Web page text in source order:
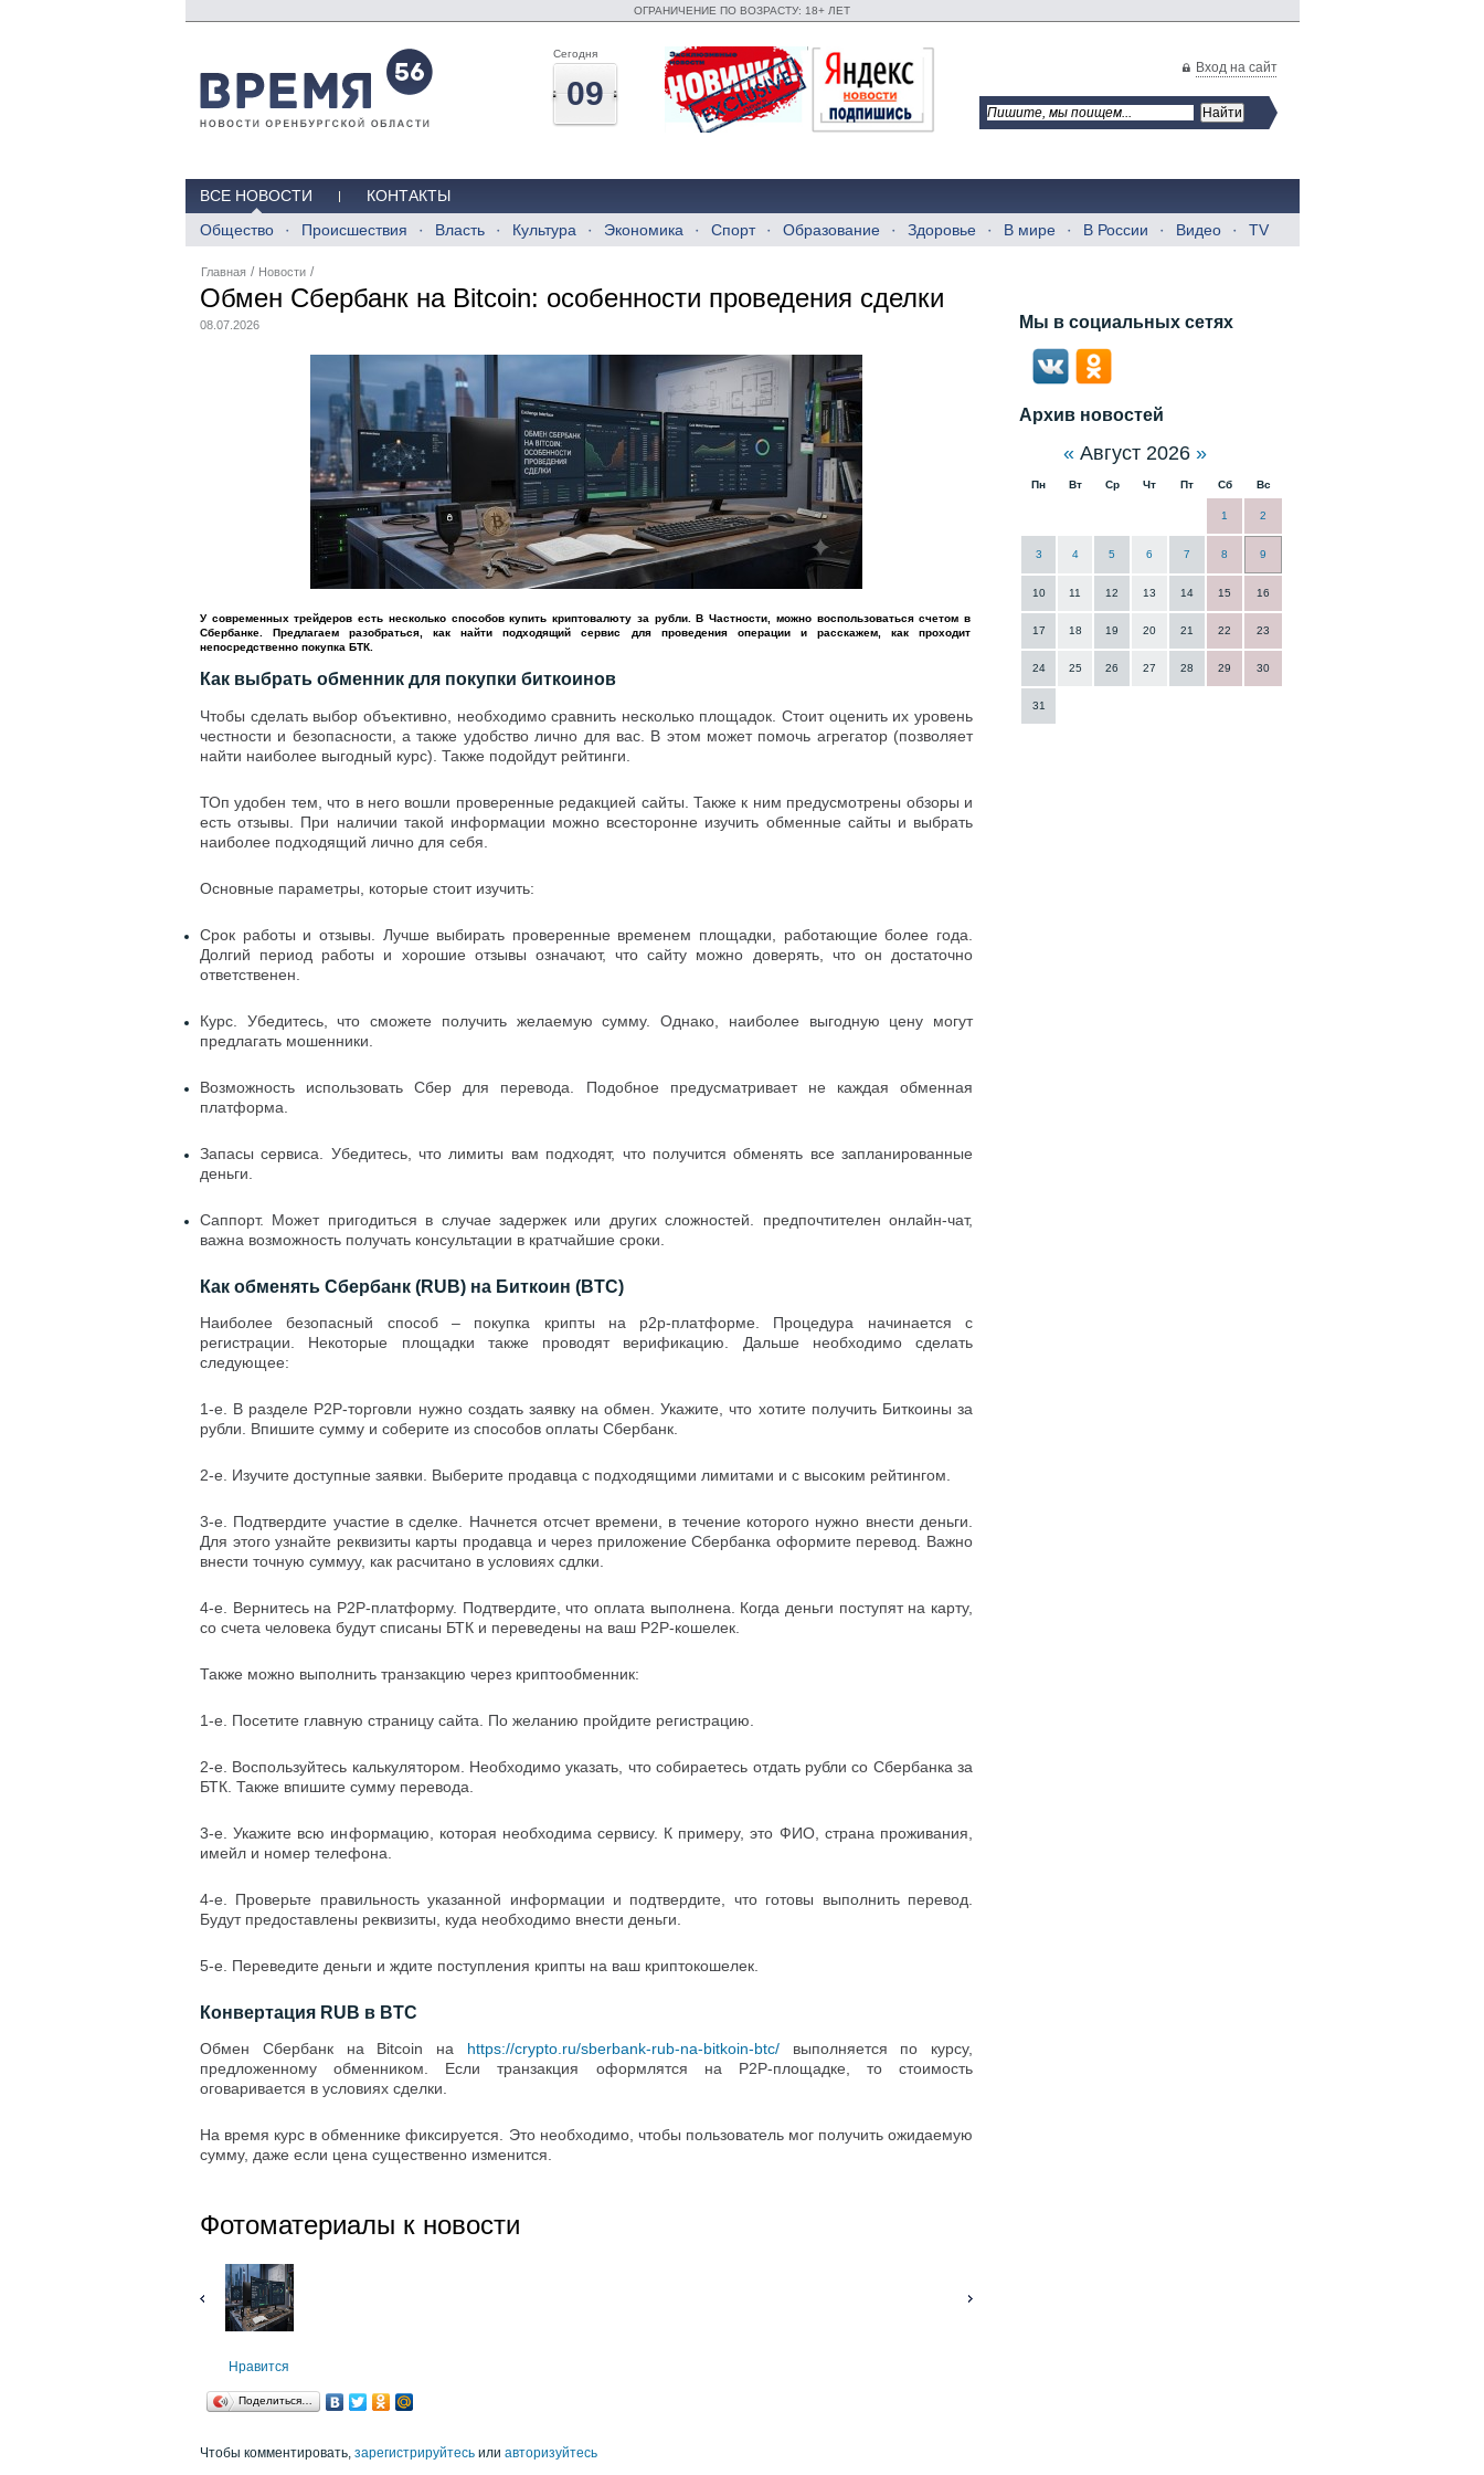
ОГРАНИЧЕНИЕ ПО ВОЗРАСТУ: 18+ ЛЕТ
Сегодня
09
Вход на сайт
ВСЕ НОВОСТИ
КОНТАКТЫ
Общество
Происшествия Власть Культура Экономика Спорт Образование Здоровье В мире В России Видео TV
Главная / Новости /
Обмен Сбербанк на Bitcoin: особенности проведения сделки
08.07.2026
У современных трейдеров есть несколько способов купить криптовалюту за рубли. В Частности, можно воспользоваться счетом в
Сбербанке. Предлагаем разобраться, как найти подходящий сервис для проведения операции и расскажем, как проходит
непосредственно покупка БТК.
Как выбрать обменник для покупки биткоинов
Чтобы сделать выбор объективно, необходимо сравнить несколько площадок. Стоит оценить их уровень
честности и безопасности, а также удобство лично для вас. В этом может помочь агрегатор (позволяет
найти наиболее выгодный курс). Также подойдут рейтинги.
ТОп удобен тем, что в него вошли проверенные редакцией сайты. Также к ним предусмотрены обзоры и
есть отзывы. При наличии такой информации можно всесторонне изучить обменные сайты и выбрать
наиболее подходящий лично для себя.
Основные параметры, которые стоит изучить:
Срок работы и отзывы. Лучше выбирать проверенные временем площадки, работающие более года.
Долгий период работы и хорошие отзывы означают, что сайту можно доверять, что он достаточно
ответственен.
Курс. Убедитесь, что сможете получить желаемую сумму. Однако, наиболее выгодную цену могут
предлагать мошенники.
Возможность использовать Сбер для перевода. Подобное предусматривает не каждая обменная
платформа.
Запасы сервиса. Убедитесь, что лимиты вам подходят, что получится обменять все запланированные
деньги.
Саппорт. Может пригодиться в случае задержек или других сложностей. предпочтителен онлайн-чат,
важна возможность получать консультации в кратчайшие сроки.
Как обменять Сбербанк (RUB) на Биткоин (BTC)
Наиболее безопасный способ – покупка крипты на р2р-платформе. Процедура начинается с
регистрации. Некоторые площадки также проводят верификацию. Дальше необходимо сделать
следующее:
1-е. В разделе Р2Р-торговли нужно создать заявку на обмен. Укажите, что хотите получить Биткоины за
рубли. Впишите сумму и соберите из способов оплаты Сбербанк.
2-е. Изучите доступные заявки. Выберите продавца с подходящими лимитами и с высоким рейтингом.
3-е. Подтвердите участие в сделке. Начнется отсчет времени, в течение которого нужно внести деньги.
Для этого узнайте реквизиты карты продавца и через приложение Сбербанка оформите перевод. Важно
внести точную суммуу, как расчитано в условиях сдлки.
4-е. Вернитесь на Р2Р-платформу. Подтвердите, что оплата выполнена. Когда деньги поступят на карту,
со счета человека будут списаны БТК и переведены на ваш Р2Р-кошелек.
Также можно выполнить транзакцию через криптообменник:
1-е. Посетите главную страницу сайта. По желанию пройдите регистрацию.
2-е. Воспользуйтесь калькулятором. Необходимо указать, что собираетесь отдать рубли со Сбербанка за
БТК. Также впишите сумму перевода.
3-е. Укажите всю информацию, которая необходима сервису. К примеру, это ФИО, страна проживания,
имейл и номер телефона.
4-е. Проверьте правильность указанной информации и подтвердите, что готовы выполнить перевод.
Будут предоставлены реквизиты, куда необходимо внести деньги.
5-е. Переведите деньги и ждите поступления крипты на ваш криптокошелек.
Конвертация RUB в BTC
Обмен Сбербанк на Bitcoin на https://crypto.ru/sberbank-rub-na-bitkoin-btc/выполняется по курсу,
предложенному обменником. Если транзакция оформлятся на Р2Р-площадке, то стоимость
оговаривается в условиях сделки.
На время курс в обменнике фиксируется. Это необходимо, чтобы пользователь мог получить ожидаемую
сумму, даже если цена существенно изменится.
Фотоматериалы к новости
Нравится
Поделиться…
Чтобы комментировать, зарегистрируйтесь или авторизуйтесь
Мы в социальных сетях
Архив новостей
« Август 2026 »
Пн Вт Ср Чт Пт Сб Вс
1 2
3 4 5 6 7 8 9
10 11 12 13 14 15 16
17 18 19 20 21 22 23
24 25 26 27 28 29 30
31